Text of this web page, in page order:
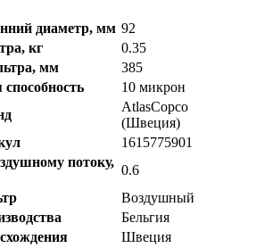
диаметр, мм 92
кг
0.35
мм
385
10 микрон
AtlasCopco
(Швеция)
1615775901
потоку,
0.6
Воздушный
Бельгия
Швеция